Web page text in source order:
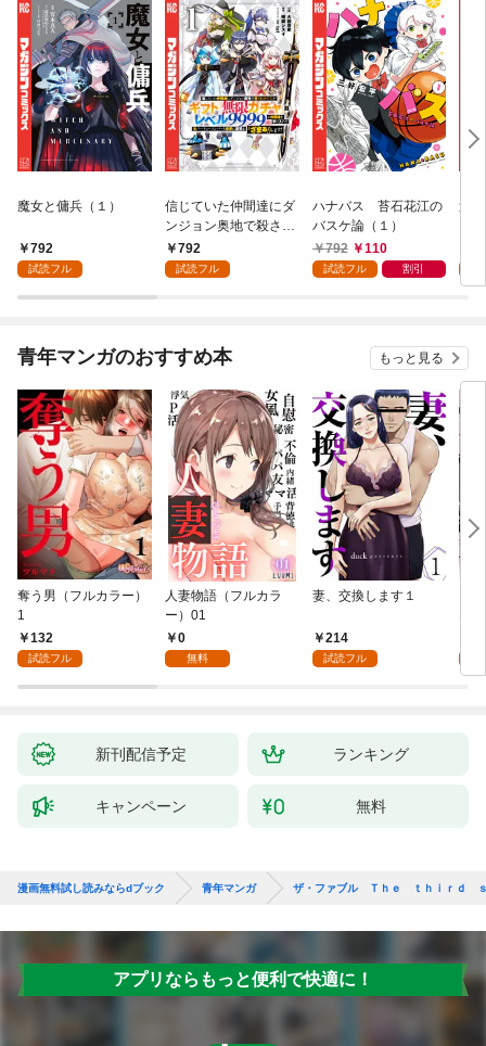
魔女と傭兵（１）
792
試読フル
信じていた仲間達にダ
ンジョン奥地で殺され
かけたがギフト『無限
ガチャ』でレベル９９
『ざまぁ！』します！
（１）
792
試読フル
ハナバス 苔石花江の
バスケ論（１）
792
110
試読フル 割引
追
強
～
（
青年マンガのおすすめ本 もっと見る
奪う男（フルカラー）
1
132
試読フル
人妻物語（フルカラ
ー）01
0
無料
妻、交換します１
214
試読フル
な
新刊配信予定 ランキング
キャンペーン 無料
漫画無料試し読みならdブック 青年マンガ ザ・ファブル Ｔｈｅ ｔｈｉｒｄ ｓ
アプリならもっと便利で快適に！